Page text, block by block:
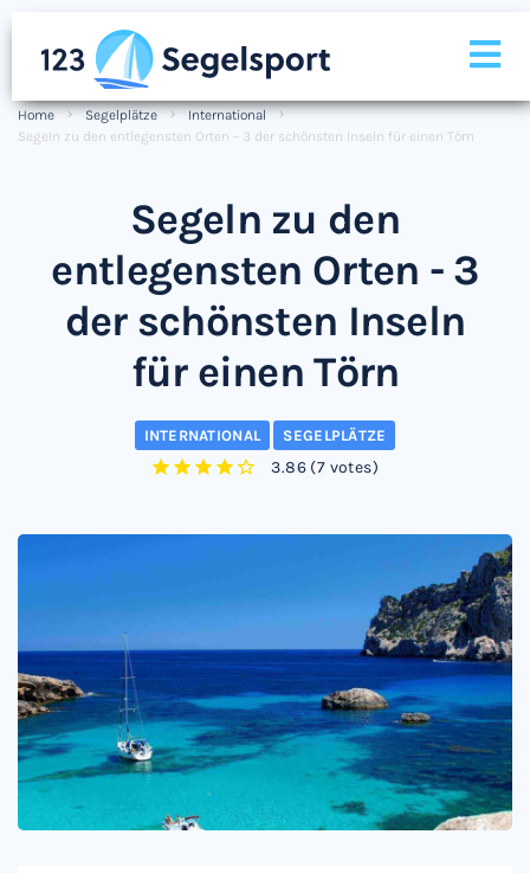
Home Segelplätze
International
Segeln zu den entlegensten Orten – 3 der schönsten Inseln für einen Törn
Segeln zu den
entlegensten Orten - 3
der schönsten Inseln
für einen Törn
INTERNATIONAL SEGELPLÄTZE
3.86(7 votes)